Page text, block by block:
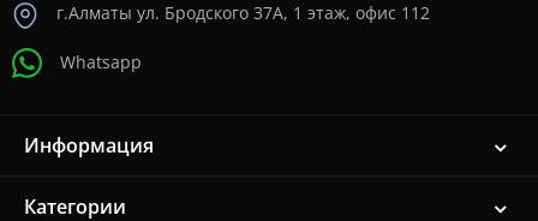
г.Алматы ул. Бродского 37A, 1 этаж, офис 112
Whatsapp
Информация
Категории